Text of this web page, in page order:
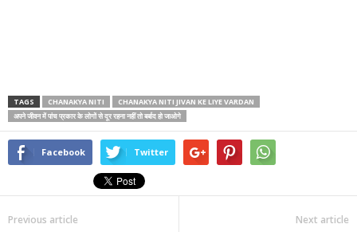
TAGS CHANAKYA NITI
CHANAKYA NITI JIVAN KE LIYE VARDAN
अपने जीवन में पांच प्रकार के लोगों से दूर रहना नहीं तो बर्बाद हो जाओगे
Facebook Twitter
Previous article Next article